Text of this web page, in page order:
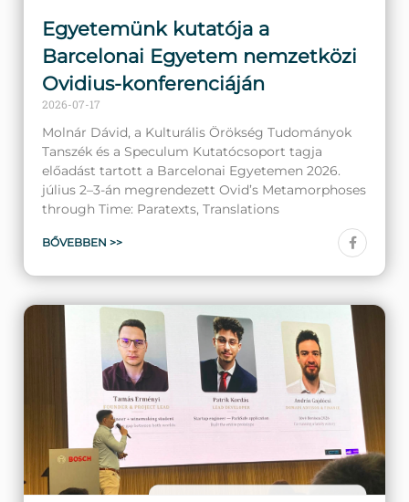
Egyetemünk kutatója a
Barcelonai Egyetem nemzetközi
Ovidius-konferenciáján
2026-07-17
Molnár Dávid, a Kulturális Örökség Tudományok
Tanszék és a Speculum Kutatócsoport tagja
előadást tartott a Barcelonai Egyetemen 2026.
július 2–3-án megrendezett Ovid’s Metamorphoses
through Time: Paratexts, Translations
BŐVEBBEN >>